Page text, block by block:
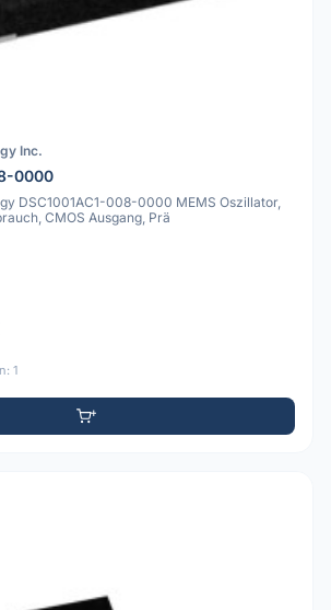
Inc.
0000
DSC1001AC1-008-0000 MEMS Oszillator,
CMOS Ausgang, Prä
1